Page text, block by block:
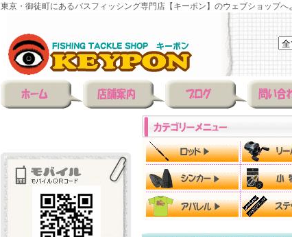
東京・御徒町にあるバスフィッシング専門店【キーポン】のウェブショップへ